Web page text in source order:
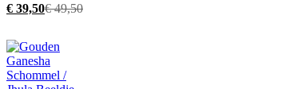
€49,50
Oorspronkelijke
was:
€ 49,50.
€ 39,50
Huidige
is:
€ 39,50.